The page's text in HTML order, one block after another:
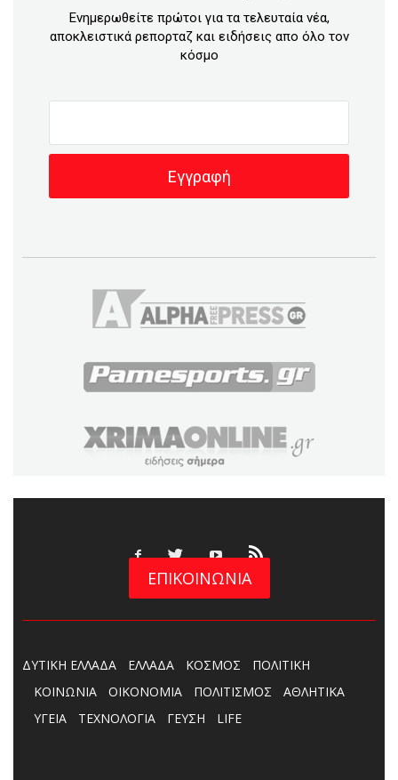
Ενημερωθείτε πρώτοι για τα τελευταία νέα,
αποκλειστικά ρεπορταζ και ειδήσεις απο όλο τον
κόσμο
ΕΠΙΚΟΙΝΩΝΙΑ
ΔΥΤΙΚΗ ΕΛΛΑΔΑ ΕΛΛΑΔΑ ΚΟΣΜΟΣ
ΠΟΛΙΤΙΚΗ
ΚΟΙΝΩΝΙΑ
ΟΙΚΟΝΟΜΙΑ ΠΟΛΙΤΙΣΜΟΣ
ΑΘΛΗΤΙΚΑ
ΥΓΕΙΑ
ΤΕΧΝΟΛΟΓΙΑ ΓΕΥΣΗ LIFE